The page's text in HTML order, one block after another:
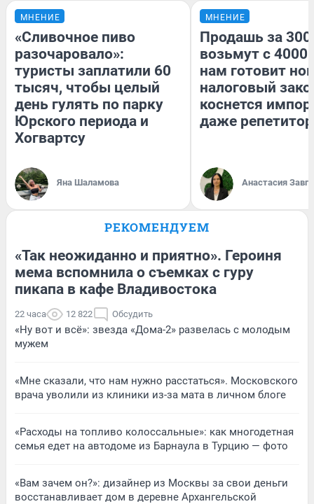
МНЕНИЕ
«Сливочное пиво
разочаровало»:
туристы заплатили 60
тысяч, чтобы целый
день гулять по парку
Юрского периода и
Хогвартсу
Яна Шаламова
МНЕНИЕ
Продашь за
возьмут с
нам готовит
налоговый
коснется
даже
Анастасия
РЕКОМЕНДУЕМ
«Так неожиданно и приятно». Героиня
мема вспомнила о съемках с гуру
пикапа в кафе Владивостока
22 часа 12 822 Обсудить
«Ну вот и всё»: звезда «Дома-2» развелась с молодым
мужем
«Мне сказали, что нам нужно расстаться». Московского
врача уволили из клиники из-за мата в личном блоге
«Расходы на топливо колоссальные»: как многодетная
семья едет на автодоме из Барнаула в Турцию — фото
«Вам зачем он?»: дизайнер из Москвы за свои деньги
восстанавливает дом в деревне Архангельской